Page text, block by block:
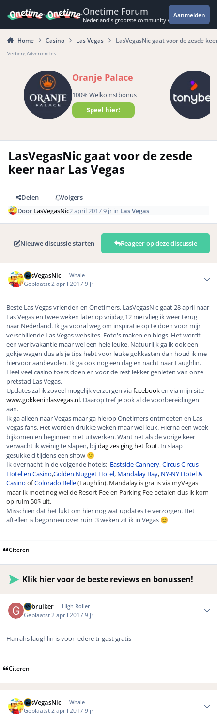
Onetime Forum
Nederland's grootste community voor de
Aanmelden
Home Casino Las Vegas LasVegasNic gaat voor de zesde
Verberg Advertenties
Oranje Palace
100% Welkomstbonus
Speel hier!
LasVegasNic gaat voor de zesde
keer naar Las Vegas
Delen
Volgers
DoorLasVegasNic2 april 20179 jr in Las Vegas
Nieuwe discussie starten Reageer op deze discussie
LasVegasNic Whale
Geplaatst 2 april 20179 jr
Beste Las Vegas vrienden en Onetimers. LasVegasNic gaat 28 april naar
Las Vegas en twee weken later op vrijdag 12 mei vlieg ik weer terug
naar Nederland. Ik ga vooral weg om inspiratie op te doen voor mijn
verschillende Las Vegas websites. Foto's maken en blogs. Het wordt
een werkvakantie maar wel een hele leuke. Natuurlijk ga ik ook een
gokje wagen dus als je tips hebt voor leuke gokkasten dan houd ik me
hiervoor aanbevolen. Ik ga ook nog een dag en nacht naar Laughlin.
Heel veel casino toers doen en voor de rest lekker genieten van onze
pretstad Las Vegas.
Updates zal ik zoveel mogelijk verzorgen viafacebooken via mijn site
www.gokkeninlasvegas.nl. Daarop tref je ook al de voorbereidingen
aan.
Ik ga alleen naar Vegas maar ga hierop Onetimers ontmoeten en Las
Vegas fans. Het worden drukke weken maar wel leuk. Hierna een week
bijkomen en beginnen met uitwerken. Want net als de vorige keer
verwacht ik weinig te slapen, bijdag zes ging het fout. In slaap
gesukkeld tijdens een show 🙁
Ik overnacht in de volgende hotels: Eastside Cannery,Circus Circus
Hotel en Casino,Golden Nugget Hotel, Mandalay Bay, NY-NY Hotel &
Casino ofColorado Belle(Laughlin). Mandalay is gratis via myVegas
maar ik moet nog wel de Resort Fee en Parking Fee betalen dus ik kom
op ruim 50$ uit.
Misschien dat het lukt om hier nog wat updates te verzorgen. Het
aftellen is begonnen over ruim 3 weken zit ik in Vegas 😊
Citeren
Klik hier voor de beste reviews en bonussen!
Gebruiker High Roller
Geplaatst 2 april 20179 jr
Harrahs laughlin is voor iedere tr gast gratis
Citeren
LasVegasNic Whale
Geplaatst 2 april 20179 jr